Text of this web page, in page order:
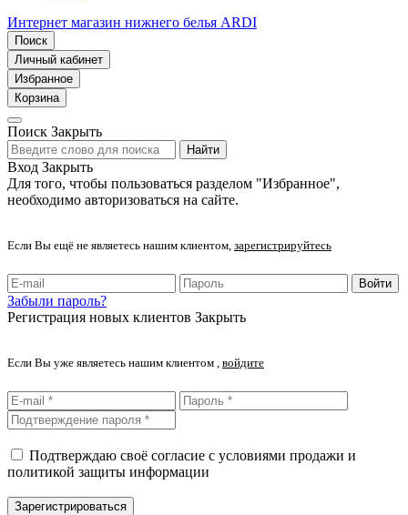
Интернет магазин нижнего белья ARDI
Поиск
Личный кабинет
Избранное
Корзина
Поиск Закрыть
Найти
Вход Закрыть
Для того, чтобы пользоваться разделом "Избранное",
необходимо авторизоваться на сайте.
Если Вы ещё не являетесь нашим клиентом, зарегистрируйтесь
Войти
Забыли пароль?
Регистрация новых клиентов Закрыть
Если Вы уже являетесь нашим клиентом , войдите
Подтверждаю своё согласие с условиями продажи и
политикой защиты информации
Зарегистрироваться